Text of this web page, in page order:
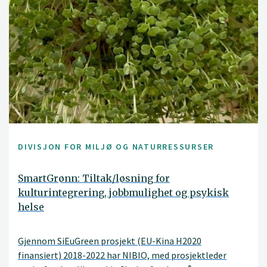
DIVISJON FOR MILJØ OG NATURRESSURSER
SmartGrønn: Tiltak/løsning for
kulturintegrering, jobbmulighet og psykisk
helse
Gjennom SiEuGreen prosjekt (EU-Kina H2020
finansiert) 2018-2022 har NIBIO, med prosjektleder